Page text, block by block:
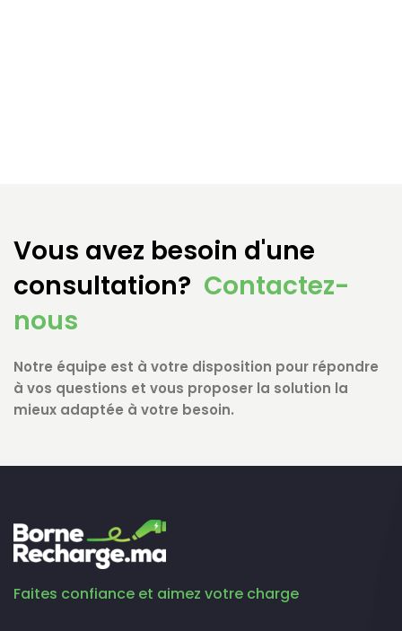
Vous avez besoin d'une
consultation? Contactez-
nous
Notre équipe est à votre disposition pour répondre
à vos questions et vous proposer la solution la
mieux adaptée à votre besoin.
Faites confiance et aimez votre charge